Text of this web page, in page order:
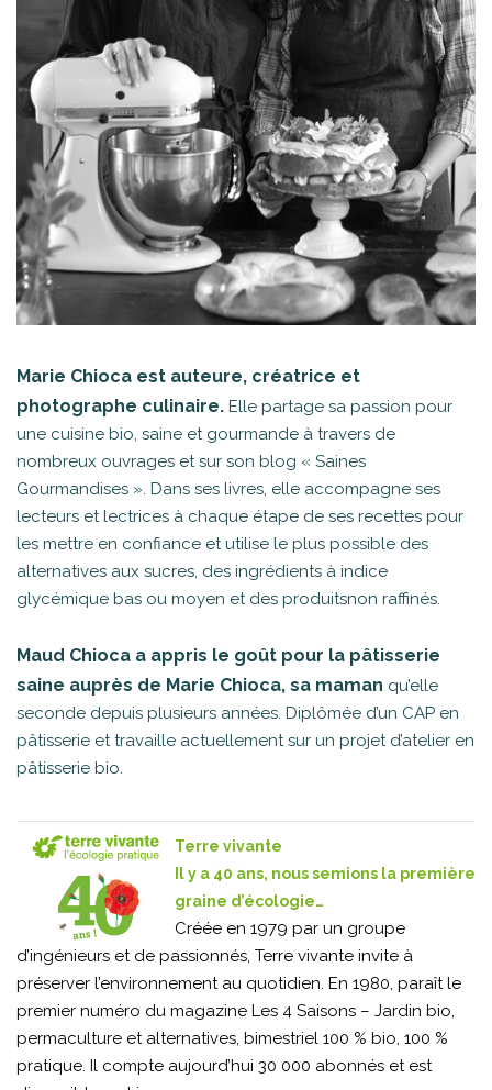
Marie Chioca est auteure, créatrice et
photographe culinaire. Elle partage sa passion pour
une cuisine bio, saine et gourmande à travers de
nombreux ouvrages et sur son blog « Saines
Gourmandises ». Dans ses livres, elle accompagne ses
lecteurs et lectrices à chaque étape de ses recettes pour
les mettre en confiance et utilise le plus possible des
alternatives aux sucres, des ingrédients à indice
glycémique bas ou moyen et des produitsnon raffinés.
Maud Chioca a appris le goût pour la pâtisserie
saine auprès de Marie Chioca, sa maman qu’elle
seconde depuis plusieurs années. Diplômée d’un CAP en
pâtisserie et travaille actuellement sur un projet d’atelier en
pâtisserie bio.
Terre vivante
Il y a 40 ans, nous semions la première
graine d’écologie…
Créée en 1979 par un groupe
d’ingénieurs et de passionnés, Terre vivante invite à
préserver l’environnement au quotidien. En 1980, paraît le
premier numéro du magazine Les 4 Saisons – Jardin bio,
permaculture et alternatives, bimestriel 100 % bio, 100 %
pratique. Il compte aujourd’hui 30 000 abonnés et est